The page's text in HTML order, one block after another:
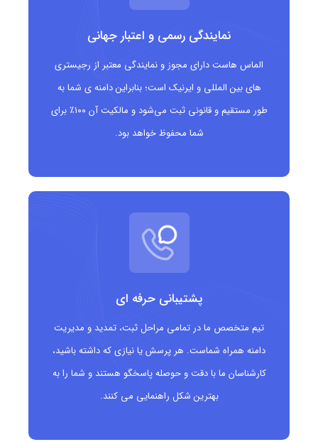
فروشندگان و نمایندگی های رسمی برندها
کسب وکارهای B2B و B2C فعال در حوزه فروش
واردکنندگان و صادرکنندگان کالا
دلالان، توزیع کنندگان و عمده فروشان
فروشگاه های لوازم خودرو، موبایل، لوازم خانگی و
فعالان حوزه معاملات امن و واسطه گری
ایجاد هویت کاملاً مرتبط با فعالیت فروش و نمایندگی
مناسب برای برندینگ حرفه ای و قدرتمند
قابلیت استفاده جهانی و بدون محدودیت
افزایش اعتماد مشتریان به دلیل شفافیت در نوع کسب
نمایندگی رسمی و اعتبار جهانی
الماس هاست دارای مجوز و نمایندگی معتبر از رجیستری
های بین المللی و ایرنیک است؛ بنابراین دامنه ی شما به
طور مستقیم و قانونی ثبت می‌شود و مالکیت آن ۱۰۰٪ برای
شما محفوظ خواهد بود.
پشتیبانی حرفه ای
تیم متخصص ما در تمامی مراحل ثبت، تمدید و مدیریت
دامنه همراه شماست. هر پرسش یا نیازی که داشته باشید،
کارشناسان ما با دقت و حوصله پاسخگو هستند و شما را به
بهترین شکل راهنمایی می کنند.